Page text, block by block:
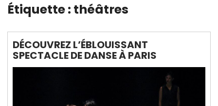
Étiquette : théâtres
DÉCOUVREZ L’ÉBLOUISSANT
SPECTACLE DE DANSE À PARIS